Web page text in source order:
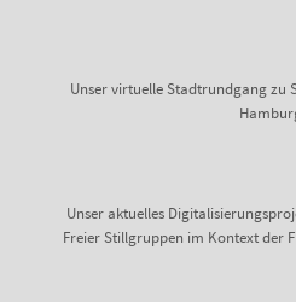
Unser virtuelle Stadtrundgang zu
Unser aktuelles
Freier Stillgruppen im Kontext der